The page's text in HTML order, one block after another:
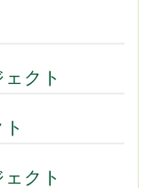
クト
クト